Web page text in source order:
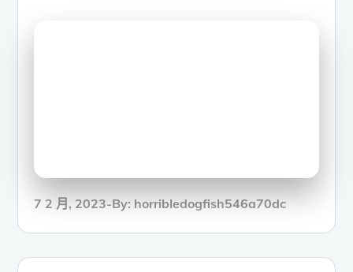
Posted
7 2 月, 2023 By: horribledogfish546a70dc